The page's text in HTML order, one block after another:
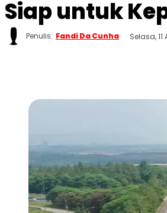
Siap untuk
Penulis: Fandi Da Cunha Selasa, 11